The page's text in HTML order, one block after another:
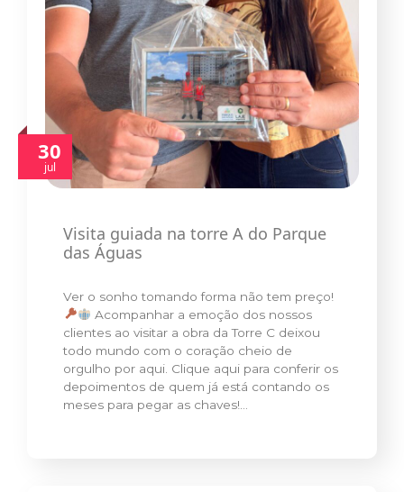
30
jul
Visita guiada na torre A do Parque
das Águas
Ver o sonho tomando forma não tem preço!
Acompanhar a emoção dos nossos
clientes ao visitar a obra da Torre C deixou
todo mundo com o coração cheio de
orgulho por aqui. Clique aqui para conferir os
depoimentos de quem já está contando os
meses para pegar as chaves!…